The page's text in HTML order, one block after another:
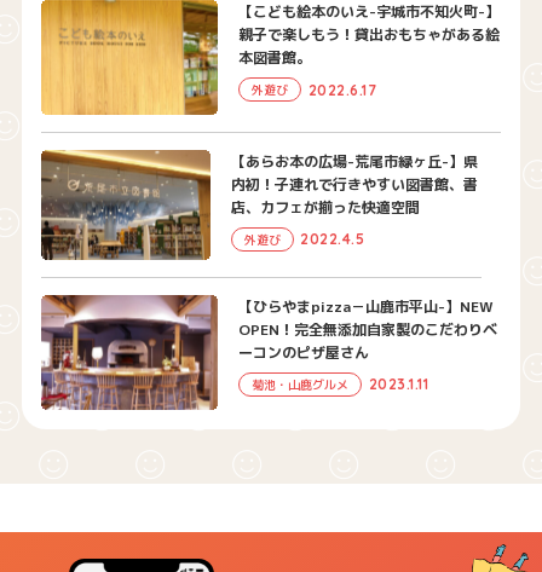
【こども絵本のいえ-宇城市不知火町-】
親子で楽しもう！貸出おもちゃがある絵
本図書館。
外遊び 2022.6.17
【あらお本の広場-荒尾市緑ヶ丘-】県
内初！子連れで行きやすい図書館、書
店、カフェが揃った快適空間
外遊び 2022.4.5
【ひらやまpizza－山鹿市平山-】NEW
OPEN！完全無添加自家製のこだわりベ
ーコンのピザ屋さん
菊池・山鹿グルメ 2023.1.11